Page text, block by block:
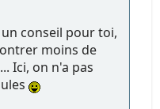
conseil pour toi,
moins de
Ici, on n'a pas